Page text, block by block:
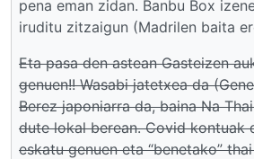
pena eman zidan. Banbu Box
iruditu zitzaigun (Madrilen baita
Eta pasa den astean Gasteizen
genuen!! Wasabi jatetxea da
Berez japoniarra da, baina Na
dute lokal berean. Covid kontuak
eskatu genuen eta “benetako”